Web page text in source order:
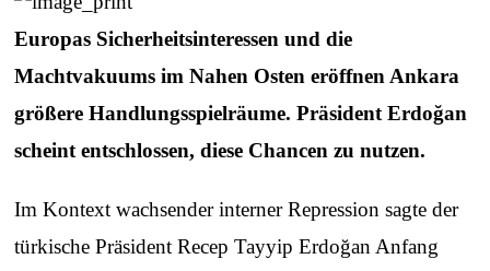
Europas Sicherheitsinteressen und die
Machtvakuums im Nahen Osten eröffnen Ankara
größere Handlungsspielräume. Präsident Erdoğan
scheint entschlossen, diese Chancen zu nutzen.
Im Kontext wachsender interner Repression sagte der
türkische Präsident Recep Tayyip Erdoğan Anfang